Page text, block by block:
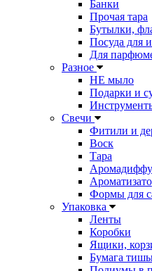
Банки
Прочая тара
Бутылки,
Посуда для
Для
Разное
НЕ мыло
Подарки и
Свечи
Фитили и
Воск
Тара
Формы для
Упаковка
Ленты
Коробки
Ящики,
Бумага